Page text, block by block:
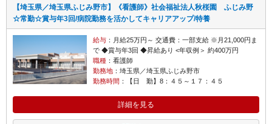
【埼玉県／埼玉県ふじみ野市】《看護師》社会福祉法人秋桜園 ふじみ野
☆常勤☆賞与年3回/病院勤務を活かしてキャリアアップ/特養
給与：月給25万円～ 交通費：一部支給 ※月21,000円ま
で ◆賞与年3回 ◆昇給あり <年収例＞ 約400万円
職種：看護師
勤務地：埼玉県／埼玉県ふじみ野市
勤務時間 ：【日 勤】8：４５～１７：４５
詳細を見る